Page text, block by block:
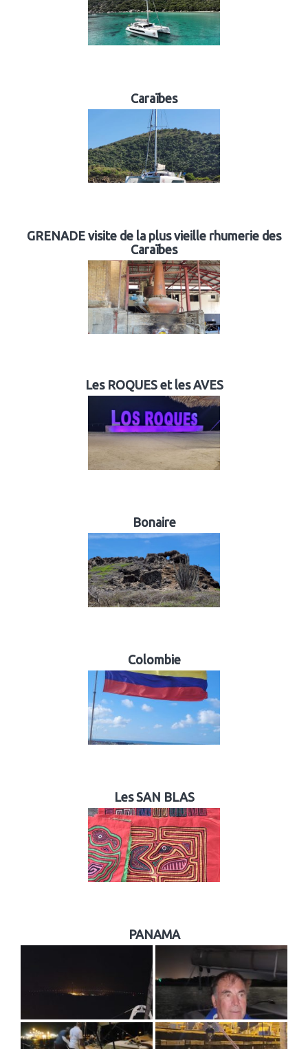
Caraïbes
GRENADE visite de la plus vieille rhumerie des
Caraïbes
Les ROQUES et les AVES
Bonaire
Colombie
Les SAN BLAS
PANAMA